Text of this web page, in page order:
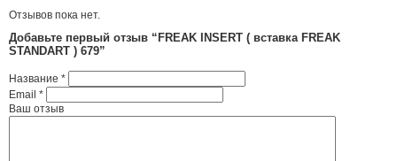
Отзывов пока нет.
Добавьте первый отзыв “FREAK INSERT ( вставка FREAK
STANDART ) 679”
Название *
Email *
Ваш отзыв